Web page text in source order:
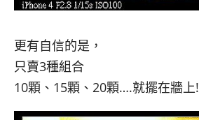
更有自信的是，
只賣3種組合
10顆、15顆、20顆….就擺在牆上!